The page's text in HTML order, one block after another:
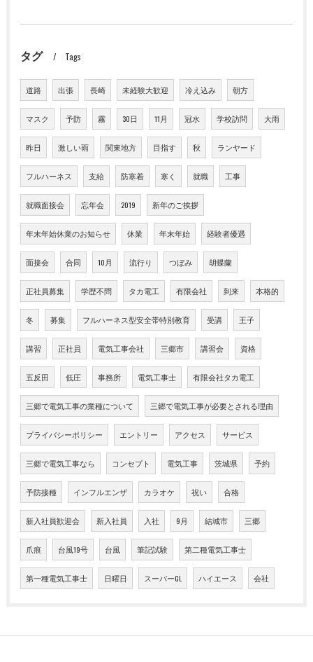
タグ Tags
道路 出張 長崎 未経験大歓迎 冷え込み 朝方
マスク 予防 霧 30日 11月 冠水 学校訪問 大雨
昨日 激しい雨 関東地方 目指す 秋 ランヤード
フルハーネス 支給 防寒着 寒く 就職 工事
就職面接会 忘年会 2019 新年のご挨拶
年末年始休業のお知らせ 休業 年末年始 経験者優遇
面接会 合同 10月 流行り つぼみ 胡蝶蘭
正社員募集 学歴不問 タカ電工 有限会社 到来 本格的
冬 募集 フルハーネス型安全帯特別教育 受講 王子
講習 正社員 電気工事会社 三郷市 講習会 資格
五反田 低圧 事務所 電気工事士 有限会社タカ電工
三郷で電気工事の業種について 三郷で電気工事が必要とされる理由
プライバシーポリシー エントリー アクセス サービス
三郷で電気工事なら コンセプト 電気工事 茨城県 予約
予防接種 インフルエンザ カラオケ 祝い 合格
新入社員歓迎会 新入社員 入社 9月 結城市 三郷
爪痕 台風19号 台風 筆記試験 第二種電気工事士
第一種電気工事士 日曜日 スーパーGL ハイエース 会社